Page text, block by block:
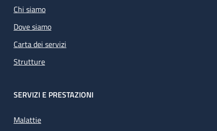
Chi siamo
Dove siamo
Carta dei servizi
Strutture
SERVIZI E PRESTAZIONI
Malattie